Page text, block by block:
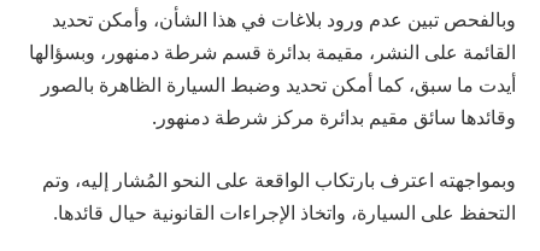
وبالفحص تبين عدم ورود بلاغات في هذا الشأن، وأمكن تحديد
القائمة على النشر، مقيمة بدائرة قسم شرطة دمنهور، وبسؤالها
أيدت ما سبق، كما أمكن تحديد وضبط السيارة الظاهرة بالصور
وقائدها سائق مقيم بدائرة مركز شرطة دمنهور.
وبمواجهته اعترف بارتكاب الواقعة على النحو المُشار إليه، وتم
التحفظ على السيارة، واتخاذ الإجراءات القانونية حيال قائدها.